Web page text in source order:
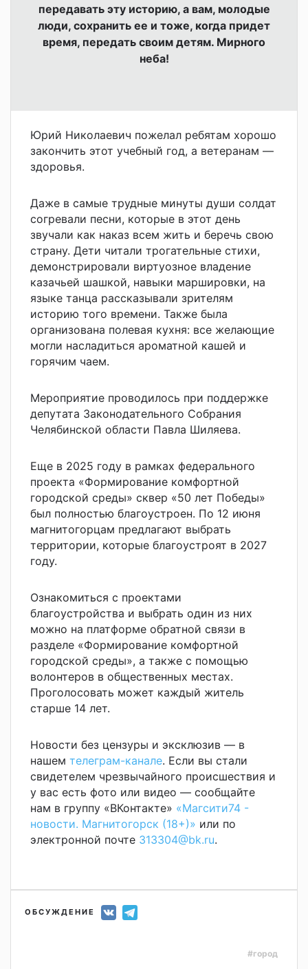
передавать эту историю, а вам, молодые
люди, сохранить ее и тоже, когда придет
время, передать своим детям. Мирного
неба!
Юрий Николаевич пожелал ребятам хорошо
закончить этот учебный год, а ветеранам —
здоровья.
Даже в самые трудные минуты души солдат
согревали песни, которые в этот день
звучали как наказ всем жить и беречь свою
страну. Дети читали трогательные стихи,
демонстрировали виртуозное владение
казачьей шашкой, навыки маршировки, на
языке танца рассказывали зрителям
историю того времени. Также была
организована полевая кухня: все желающие
могли насладиться ароматной кашей и
горячим чаем.
Мероприятие проводилось при поддержке
депутата Законодательного Собрания
Челябинской области Павла Шиляева.
Еще в 2025 году в рамках федерального
проекта «Формирование комфортной
городской среды» сквер «50 лет Победы»
был полностью благоустроен. По 12 июня
магнитогорцам предлагают выбрать
территории, которые благоустроят в 2027
году.
Ознакомиться с проектами
благоустройства и выбрать один из них
можно на платформе обратной связи в
разделе «Формирование комфортной
городской среды», а также с помощью
волонтеров в общественных местах.
Проголосовать может каждый житель
старше 14 лет.
Новости без цензуры и эксклюзив — в
нашем телеграм-канале. Если вы стали
свидетелем чрезвычайного происшествия и
у вас есть фото или видео — сообщайте
нам в группу «ВКонтакте» «Магсити74 -
новости. Магнитогорск (18+)» или по
электронной почте 313304@bk.ru.
ОБСУЖДЕНИЕ
#город